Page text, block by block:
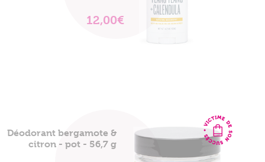
12,00€
VOIR
Déodorant bergamote &
citron - pot - 56,7 g
Mon panier est vide